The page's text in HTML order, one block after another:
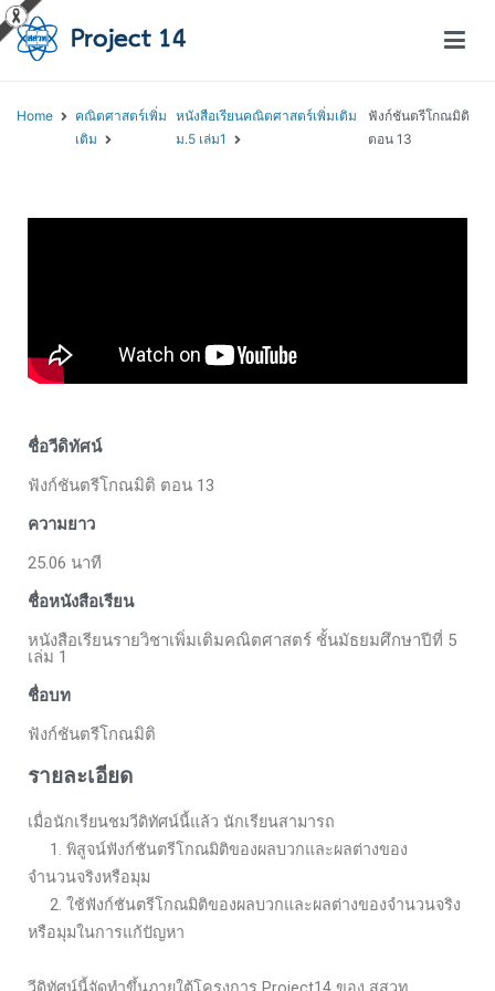
Home
คณิตศาสตร์เพิ่ม
เติม
หนังสือเรียนคณิตศาสตร์เพิ่มเติม
ม.5 เล่ม1
ฟังก์ชันตรีโกณมิติ
ตอน 13
ชื่อวีดิทัศน์
ฟังก์ชันตรีโกณมิติ ตอน 13
ความยาว
25.06 นาที
ชื่อหนังสือเรียน
หนังสือเรียนรายวิชาเพิ่มเติมคณิตศาสตร์ ชั้นมัธยมศึกษาปีที่ 5
เล่ม 1
ชื่อบท
ฟังก์ชันตรีโกณมิติ
รายละเอียด
เมื่อนักเรียนชมวีดิทัศน์นี้แล้ว นักเรียนสามารถ
1. พิสูจน์ฟังก์ชันตรีโกณมิติของผลบวกและผลต่างของ
จำนวนจริงหรือมุม
2. ใช้ฟังก์ชันตรีโกณมิติของผลบวกและผลต่างของจำนวนจริง
หรือมุมในการแก้ปัญหา